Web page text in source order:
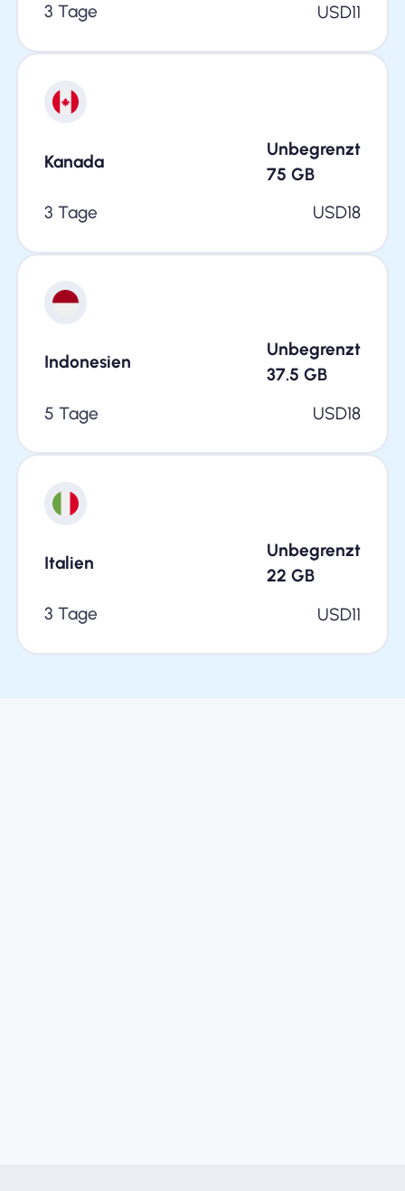
3 Tage
USD11
Kanada
Unbegrenzt
75 GB
3 Tage
USD18
Indonesien
Unbegrenzt
37.5 GB
5 Tage
USD18
Italien
Unbegrenzt
22 GB
3 Tage
USD11